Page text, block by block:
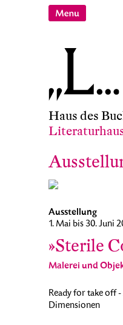
Haus des
Ausstellung
1. Mai bis 30. Juni
»Sterile
Malerei und
Ready for take off
Dimensionen